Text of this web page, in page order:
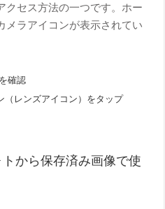
クセス方法の一つです。ホー
メラアイコンが表示されてい
確認
（レンズアイコン）をタップ
から保存済み画像で使